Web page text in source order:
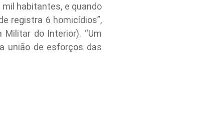
habitantes, e quando
registra 6 homicídios”,
Militar do Interior). “Um
união de esforços das